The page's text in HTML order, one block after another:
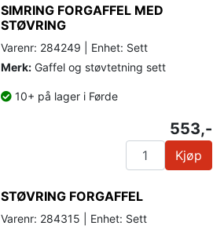
SIMRING FORGAFFEL MED
STØVRING
Varenr: 284249 | Enhet: Sett
Merk: Gaffel og støvtetning sett
10+ på lager i Førde
553,-
Kjøp
STØVRING FORGAFFEL
Varenr: 284315 | Enhet: Sett